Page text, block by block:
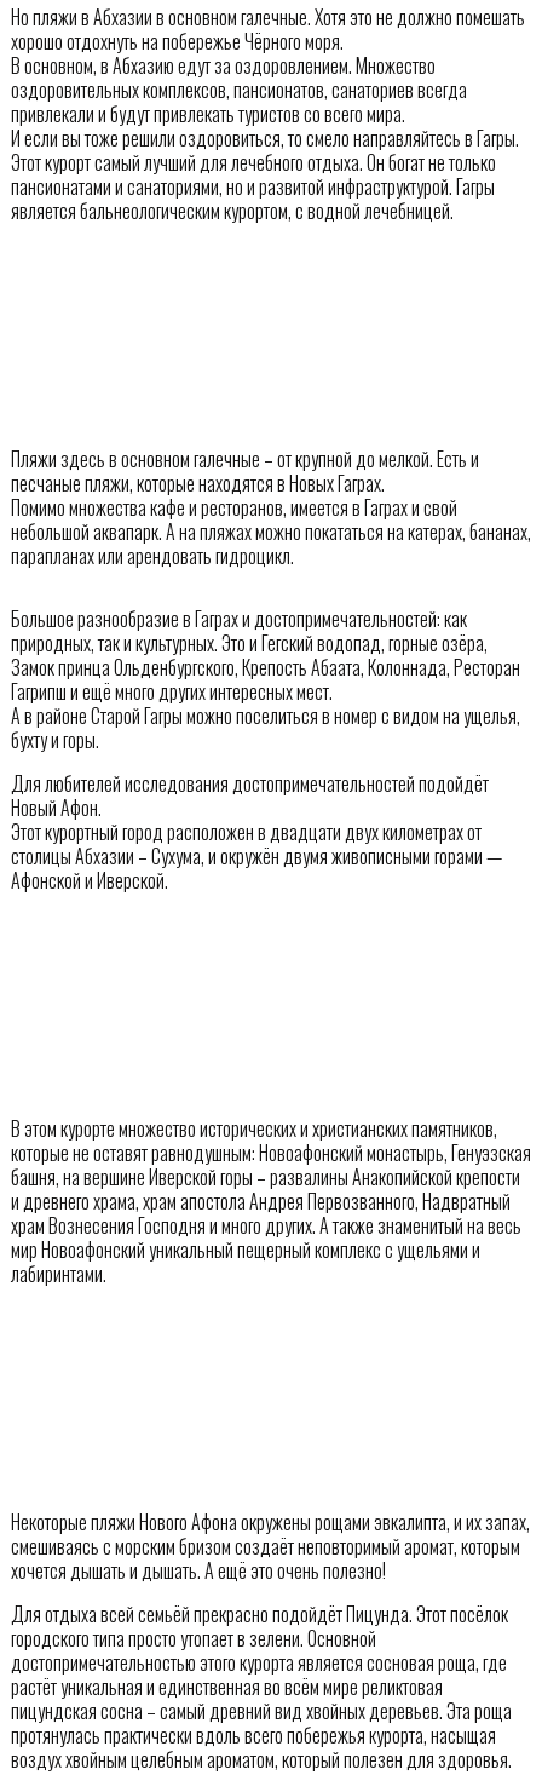
Но пляжи в Абхазии в основном галечные. Хотя это не должно помешать
хорошо отдохнуть на побережье Чёрного моря.
В основном, в Абхазию едут за оздоровлением. Множество
оздоровительных комплексов, пансионатов, санаториев всегда
привлекали и будут привлекать туристов со всего мира.
И если вы тоже решили оздоровиться, то смело направляйтесь в Гагры.
Этот курорт самый лучший для лечебного отдыха. Он богат не только
пансионатами и санаториями, но и развитой инфраструктурой. Гагры
является бальнеологическим курортом, с водной лечебницей.
Пляжи здесь в основном галечные – от крупной до мелкой. Есть и
песчаные пляжи, которые находятся в Новых Гаграх.
Помимо множества кафе и ресторанов, имеется в Гаграх и свой
небольшой аквапарк. А на пляжах можно покататься на катерах, бананах,
парапланах или арендовать гидроцикл.
Большое разнообразие в Гаграх и достопримечательностей: как
природных, так и культурных. Это и Гегский водопад, горные озёра,
Замок принца Ольденбургского, Крепость Абаата, Колоннада, Ресторан
Гагрипш и ещё много других интересных мест.
А в районе Старой Гагры можно поселиться в номер с видом на ущелья,
бухту и горы.
Для любителей исследования достопримечательностей подойдёт
Новый Афон.
Этот курортный город расположен в двадцати двух километрах от
столицы Абхазии – Сухума, и окружён двумя живописными горами —
Афонской и Иверской.
В этом курорте множество исторических и христианских памятников,
которые не оставят равнодушным: Новоафонский монастырь, Генуэзская
башня, на вершине Иверской горы – развалины Анакопийской крепости
и древнего храма, храм апостола Андрея Первозванного, Надвратный
храм Вознесения Господня и много других. А также знаменитый на весь
мир Новоафонский уникальный пещерный комплекс с ущельями и
лабиринтами.
Некоторые пляжи Нового Афона окружены рощами эвкалипта, и их запах,
смешиваясь с морским бризом создаёт неповторимый аромат, которым
хочется дышать и дышать. А ещё это очень полезно!
Для отдыха всей семьёй прекрасно подойдёт Пицунда. Этот посёлок
городского типа просто утопает в зелени. Основной
достопримечательностью этого курорта является сосновая роща, где
растёт уникальная и единственная во всём мире реликтовая
пицундская сосна – самый древний вид хвойных деревьев. Эта роща
протянулась практически вдоль всего побережья курорта, насыщая
воздух хвойным целебным ароматом, который полезен для здоровья.